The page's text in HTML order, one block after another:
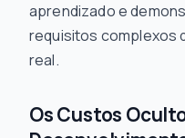
aprendizado e
requisitos complexos
real.
Os Custos